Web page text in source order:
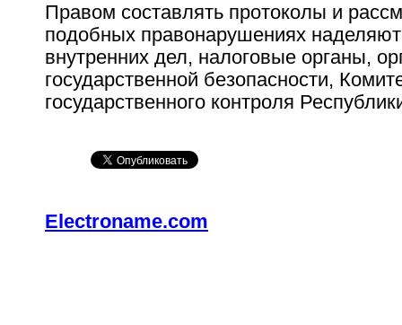
Правом составлять протоколы и
подобных правонарушениях
внутренних дел, налоговые органы,
государственной безопасности,
государственного контроля
Electroname.com